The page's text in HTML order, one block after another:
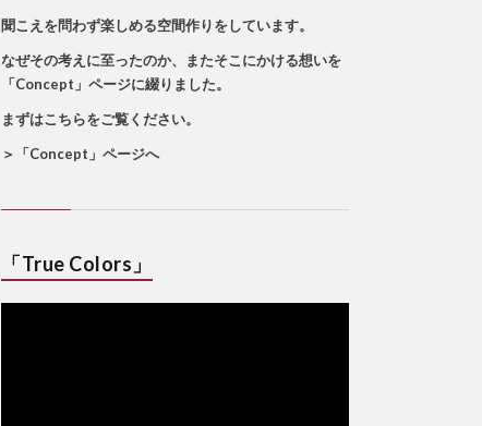
聞こえを問わず楽しめる空間作りをしています。
なぜその考えに至ったのか、またそこにかける想いを
「Concept」ページに綴りました。
まずはこちらをご覧ください。
＞
「Concept」ページへ
「True Colors」
動